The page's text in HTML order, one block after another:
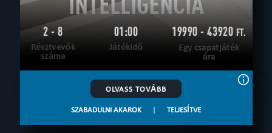
2 - 8
Résztvevők
száma
01:00
Játékidő
19990 - 43920 FT.
Egy csapatjáték
ára
OLVASS TOVÁBB
SZABADULNI AKAROK | TELJESÍTVE